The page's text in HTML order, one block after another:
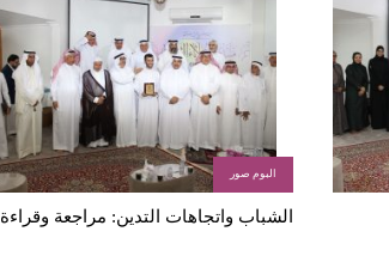
البوم صور
الشباب واتجاهات التدين: مراجعة وقراءة